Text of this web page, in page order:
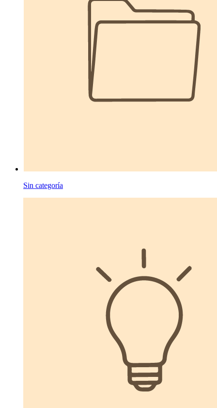
Sin categoría